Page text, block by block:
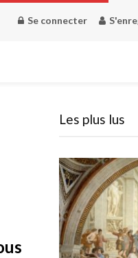
Se connecter
Les plus lus